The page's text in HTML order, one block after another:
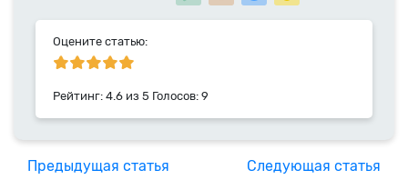
Оцените статью:
Рейтинг: 4.6 из 5 Голосов: 9
Предыдущая статья Следующая статья